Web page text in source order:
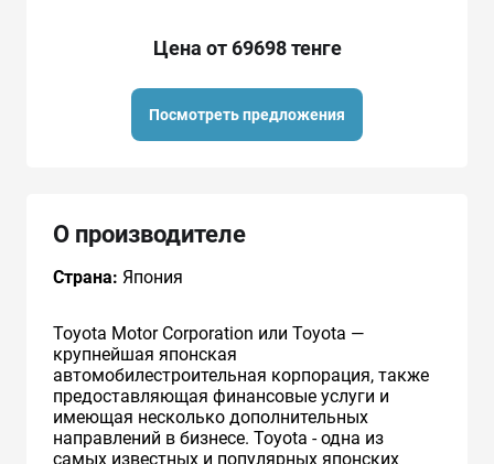
Цена от 69698 тенге
Посмотреть предложения
О производителе
Страна: Япония
Toyota Motor Corporation или Toyota —
крупнейшая японская
автомобилестроительная корпорация, также
предоставляющая финансовые услуги и
имеющая несколько дополнительных
направлений в бизнесе. Toyota - одна из
самых известных и популярных японских